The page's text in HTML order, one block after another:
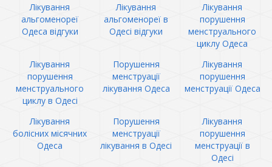
Лікування
альгоменореї
Одеса відгуки
Лікування
альгоменореї в
Одесі відгуки
Лікування
порушення
менструального
циклу Одеса
Лікування
порушення
менструального
циклу в Одесі
Порушення
менструації
лікування Одеса
Лікування
порушення
менструації Одеса
Лікування
болісних місячних
Одеса
Порушення
менструації
лікування в Одесі
Лікування
порушення
менструації в
Одесі